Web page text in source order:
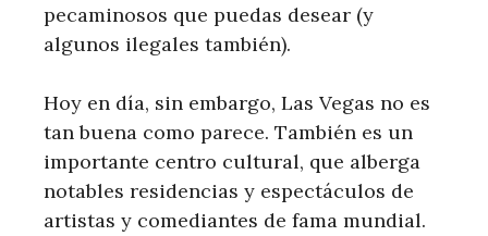
pecaminosos que puedas desear (y
algunos ilegales también).
Hoy en día, sin embargo, Las Vegas no es
tan buena como parece. También es un
importante centro cultural, que alberga
notables residencias y espectáculos de
artistas y comediantes de fama mundial.